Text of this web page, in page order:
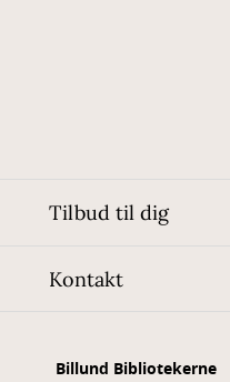
Tilbud til dig
Kontakt
Billund Bibliotekerne